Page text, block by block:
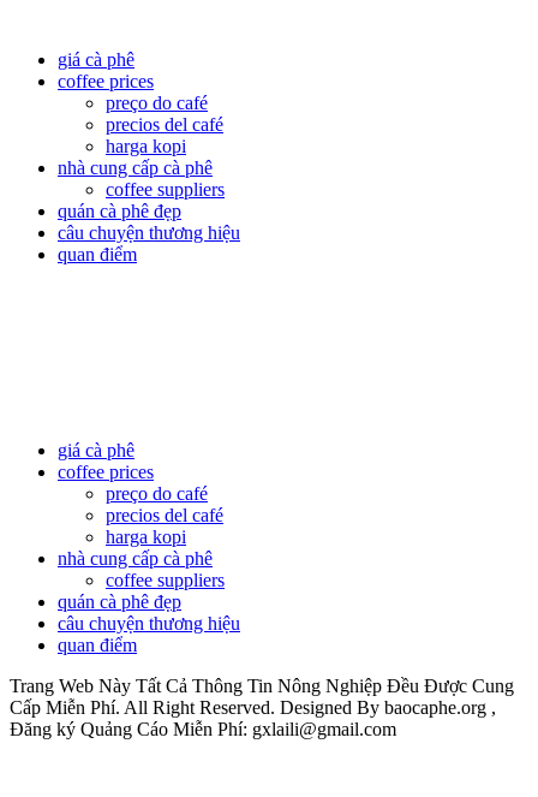
giá cà phê
coffee prices
preço do café
precios del café
harga kopi
nhà cung cấp cà phê
coffee suppliers
quán cà phê đẹp
câu chuyện thương hiệu
quan điểm
giá cà phê
coffee prices
preço do café
precios del café
harga kopi
nhà cung cấp cà phê
coffee suppliers
quán cà phê đẹp
câu chuyện thương hiệu
quan điểm
Trang Web Này Tất Cả Thông Tin Nông Nghiệp Đều Được Cung
Cấp Miễn Phí. All Right Reserved. Designed By baocaphe.org ,
Đăng ký Quảng Cáo Miễn Phí: gxlaili@gmail.com